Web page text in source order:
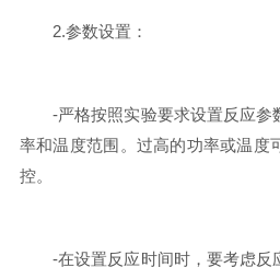
2.参数设置：
-严格按照实验要求设置反应参
率和温度范围。过高的功率或温度
控。
-在设置反应时间时，要考虑反